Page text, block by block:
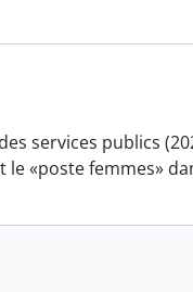
services publics
«poste femmes»